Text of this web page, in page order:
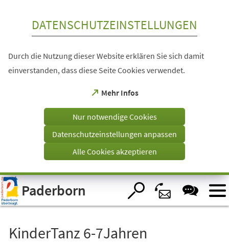
Visuelle
Assistenzsoftware
öffnen.
DATENSCHUTZEINSTELLUNGEN
Durch die Nutzung dieser Website erklären Sie sich damit
einverstanden, dass diese Seite Cookies verwendet.
Mehr Infos
(Öffnet
einem
Tab)
Nur notwendige Cookies
Datenschutzeinstellungen anpassen
Alle Cookies akzeptieren
Paderborn
KinderTanz 6-7Jahren